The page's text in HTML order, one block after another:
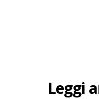
Leggi